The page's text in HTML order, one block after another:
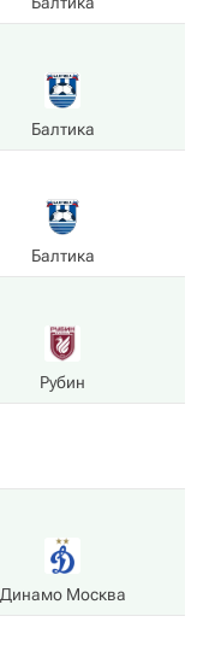
Балтика
Балтика
Рубин
Динамо Москва